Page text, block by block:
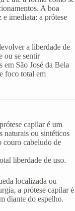
A boa
imediata: a prótese
a liberdade de
ou se sentir
São José da Bela
foco total em
capilar é um
naturais ou sintéticos
couro cabeludo de
liberdade de uso.
localizada ou
a prótese capilar é
diante do espelho.